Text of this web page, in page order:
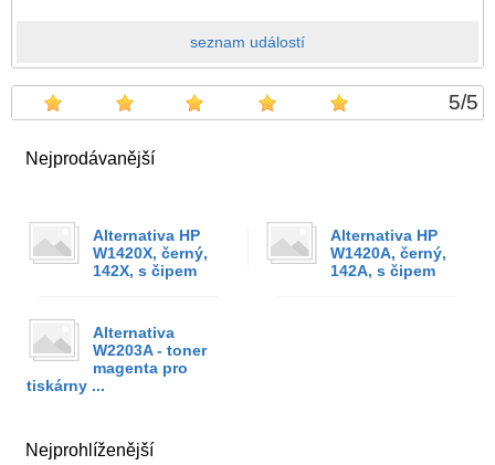
seznam událostí
5/5
Nejprodávanější
Alternativa HP
W1420X, černý,
142X, s čipem
Alternativa HP
W1420A, černý,
142A, s čipem
Alternativa
W2203A - toner
magenta pro
tiskárny ...
Nejprohlíženější